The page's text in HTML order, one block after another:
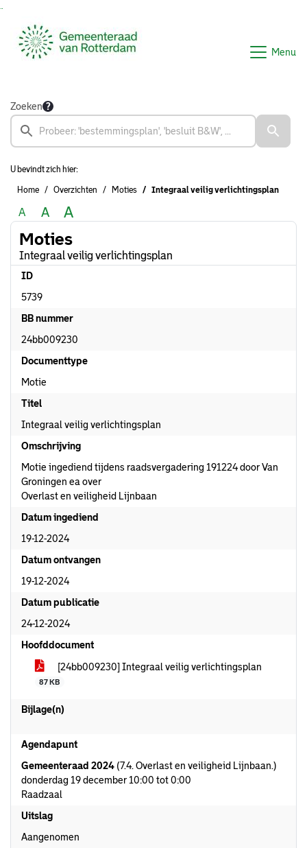
Menu
Zoeken
U bevindt zich hier:
Home Overzichten Moties Integraal veilig verlichtingsplan
A A A
Moties
Integraal veilig verlichtingsplan
ID
5739
BB nummer
24bb009230
Documenttype
Motie
Titel
Integraal veilig verlichtingsplan
Omschrijving
Motie ingediend tijdens raadsvergadering 191224 door Van
Groningen ea over
Overlast en veiligheid Lijnbaan
Datum ingediend
19-12-2024
Datum ontvangen
19-12-2024
Datum publicatie
24-12-2024
Hoofddocument
[24bb009230] Integraal veilig verlichtingsplan
87 KB
Bijlage(n)
Agendapunt
Gemeenteraad 2024 (7.4. Overlast en veiligheid Lijnbaan.)
donderdag 19 december 10:00 tot 0:00
Raadzaal
Uitslag
Aangenomen